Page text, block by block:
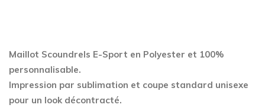
Maillot Scoundrels E-Sport en Polyester et 100%
personnalisable.
Impression par sublimation et coupe standard unisexe
pour un look décontracté.